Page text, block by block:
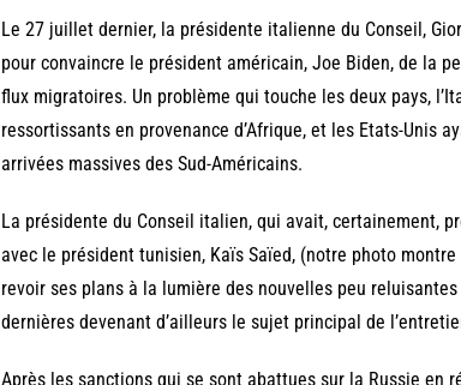
Le 27 juillet dernier, la présidente italienne du Conseil,
pour convaincre le président américain, Joe Biden, de la
flux migratoires. Un problème qui touche les deux pays,
ressortissants en provenance d’Afrique, et les Etats-Unis
arrivées massives des Sud-Américains.
La présidente du Conseil italien, qui avait, certainement,
avec le président tunisien, Kaïs Saïed, (notre photo
revoir ses plans à la lumière des nouvelles peu
dernières devenant d’ailleurs le sujet principal de
Après les sanctions qui se sont abattues sur la Russie en